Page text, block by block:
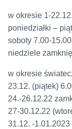
w okresie 1-
poniedziałki –
soboty 7.00-
niedziele
w okresie
23.12. (piątek)
24.-26.12.22
27-30.12.22
31.12. -